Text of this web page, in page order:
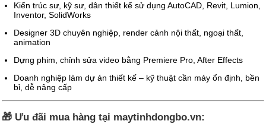
Kiến trúc sư, kỹ sư, dân thiết kế sử dụng AutoCAD, Revit, Lumion,
Inventor, SolidWorks
Designer 3D chuyên nghiệp, render cảnh nội thất, ngoại thất,
animation
Dựng phim, chỉnh sửa video bằng Premiere Pro, After Effects
Doanh nghiệp làm dự án thiết kế – kỹ thuật cần máy ổn định, bền
bỉ, dễ nâng cấp
🎁 Ưu đãi mua hàng tại maytinhdongbo.vn: